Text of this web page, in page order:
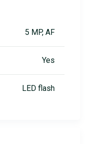
5 MP, AF
Yes
LED flash